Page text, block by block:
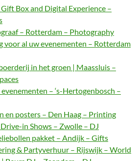
Box and Digital Experience –
– Rotterdam – Photography
voor al uw evenementen – Rotterdam
in het groen | Maassluis –
– ‘s-Hertogenbosch –
en posters – Den Haag – Printing
in Shows – Zwolle – DJ
pakket – Andijk – Gifts
& Partyverhuur – Rijswijk – World